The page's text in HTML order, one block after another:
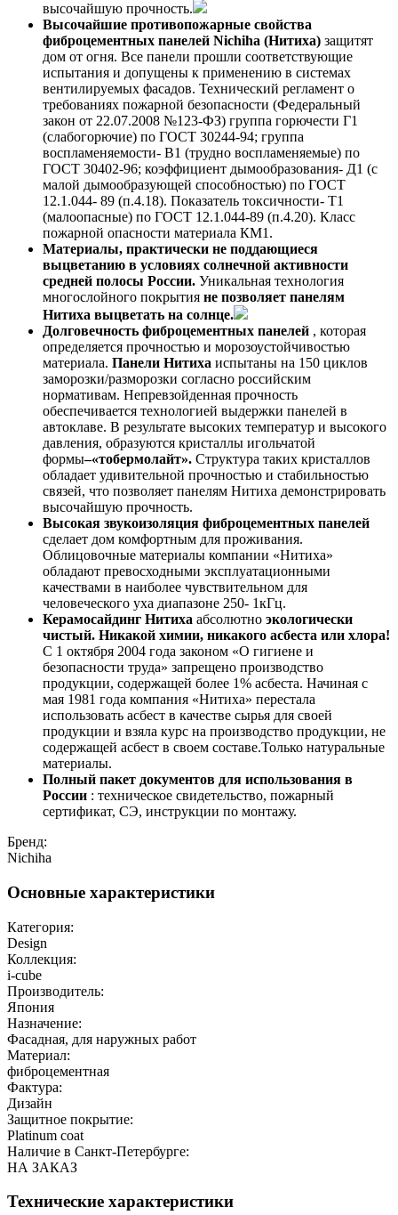
высочайшую прочность.
Высочайшие противопожарные свойства
фиброцементных панелей Nichiha (Нитиха) защитят
дом от огня. Все панели прошли соответствующие
испытания и допущены к применению в системах
вентилируемых фасадов. Технический регламент о
требованиях пожарной безопасности (Федеральный
закон от 22.07.2008 №123-ФЗ) группа горючести Г1
(слабогорючие) по ГОСТ 30244-94; группа
воспламеняемости- В1 (трудно воспламеняемые) по
ГОСТ 30402-96; коэффициент дымообразования- Д1 (с
малой дымообразующей способностью) по ГОСТ
12.1.044- 89 (п.4.18). Показатель токсичности- Т1
(малоопасные) по ГОСТ 12.1.044-89 (п.4.20). Класс
пожарной опасности материала КМ1.
Материалы, практически не поддающиеся
выцветанию в условиях солнечной активности
средней полосы России. Уникальная технология
многослойного покрытия не позволяет панелям
Нитиха выцветать на солнце.
Долговечность фиброцементных панелей , которая
определяется прочностью и морозоустойчивостью
материала. Панели Нитиха испытаны на 150 циклов
заморозки/разморозки согласно российским
нормативам. Непревзойденная прочность
обеспечивается технологией выдержки панелей в
автоклаве. В результате высоких температур и высокого
давления, образуются кристаллы игольчатой
формы–«тобермолайт». Структура таких кристаллов
обладает удивительной прочностью и стабильностью
связей, что позволяет панелям Нитиха демонстрировать
высочайшую прочность.
Высокая звукоизоляция фиброцементных панелей
сделает дом комфортным для проживания.
Облицовочные материалы компании «Нитиха»
обладают превосходными эксплуатационными
качествами в наиболее чувствительном для
человеческого уха диапазоне 250- 1кГц.
Керамосайдинг Нитиха абсолютно экологически
чистый. Никакой химии, никакого асбеста или хлора!
С 1 октября 2004 года законом «О гигиене и
безопасности труда» запрещено производство
продукции, содержащей более 1% асбеста. Начиная с
мая 1981 года компания «Нитиха» перестала
использовать асбест в качестве сырья для своей
продукции и взяла курс на производство продукции, не
содержащей асбест в своем составе.Только натуральные
материалы.
Полный пакет документов для использования в
России : техническое свидетельство, пожарный
сертификат, СЭ, инструкции по монтажу.
Бренд:
Nichiha
Основные характеристики
Категория:
Design
Коллекция:
i-cube
Производитель:
Япония
Назначение:
Фасадная, для наружных работ
Материал:
фиброцементная
Фактура:
Дизайн
Защитное покрытие:
Platinum coat
Наличие в Санкт-Петербурге:
НА ЗАКАЗ
Технические характеристики